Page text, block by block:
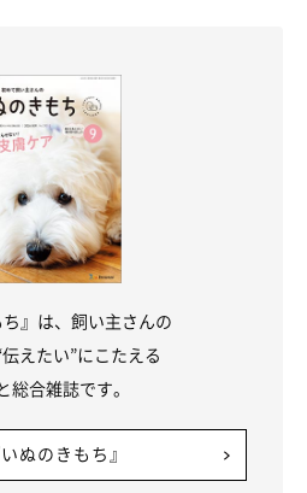
ち』は、飼い主さんの
えたい”にこたえる
総合雑誌です。
ぬのきもち』